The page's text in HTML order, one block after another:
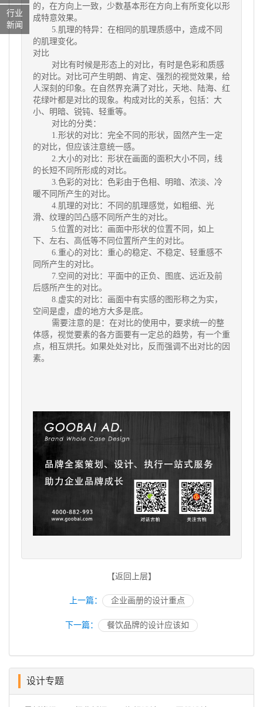
的，在方向上一致，少数基本形在方向上有所变化以形
成特意效果。
5.肌理的特异：在相同的肌理质感中，造成不同
的肌理变化。
对比
对比有时候是形态上的对比，有时是色彩和质感
的对比。对比可产生明朗、肯定、强烈的视觉效果，给
人深刻的印象。在自然界充满了对比，天地、陆海、红
花绿叶都是对比的现象。构成对比的关系，包括：大
小、明暗、锐钝、轻重等。
对比的分类：
1.形状的对比：完全不同的形状，固然产生一定
的对比，但应该注意统一感。
2.大小的对比：形状在画面的面积大小不同，线
的长短不同所形成的对比。
3.色彩的对比：色彩由于色相、明暗、浓淡、冷
暖不同所产生的对比。
4.肌理的对比：不同的肌理感觉，如粗细、光
滑、纹理的凹凸感不同所产生的对比。
5.位置的对比：画面中形状的位置不同，如上
下、左右、高低等不同位置所产生的对比。
6.重心的对比：重心的稳定、不稳定、轻重感不
同所产生的对比。
7.空间的对比：平面中的正负、图底、远近及前
后感所产生的对比。
8.虚实的对比：画面中有实感的图形称之为实，
空间是虚，虚的地方大多是底。
需要注意的是：在对比的使用中，要求统一的整
体感，视觉要素的各方面要有一定总的趋势，有一个重
点，相互烘托。如果处处对比，反而强调不出对比的因
素。
【返回上层】
上一篇： 企业画册的设计重点
下一篇： 餐饮品牌的设计应该如
设计专题
行业
新闻